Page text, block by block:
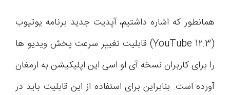
همانطور که اشاره داشتیم، آپدیت جدید برنامه یوتیوب
(YouTube 12.3) قابلیت تغییر سرعت پخش ویدیو ها
را برای کاربران نسخه آی او اسی این اپلیکیشن به ارمغان
آورده است. بنابراین برای استفاده از این قابلیت باید در